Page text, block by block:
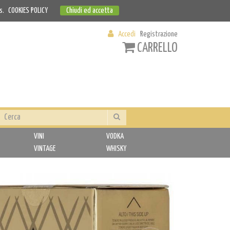
Accedi Registrazione
CARRELLO
VINI
VINTAGE
VODKA
WHISKY
COOKIES POLICY Chiudi ed accetta